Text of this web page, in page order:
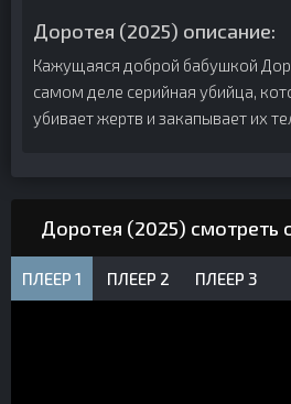
Доротея (2025) описание:
Кажущаяся доброй бабушкой
самом деле серийная убийца,
убивает жертв и закапывает их
Доротея (2025) смотреть
ПЛЕЕР 1 ПЛЕЕР 2 ПЛЕЕР 3